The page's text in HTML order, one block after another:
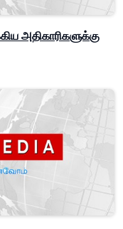
அதிகாரிகளுக்கு